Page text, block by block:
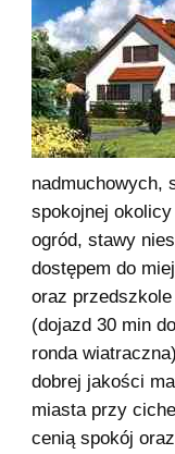
nadmuchowych,
spokojnej
ogród, stawy
dostępem do
oraz
(dojazd 30 min
ronda
dobrej jakości
miasta przy
cenią spokój